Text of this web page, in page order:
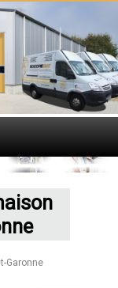
Garonne